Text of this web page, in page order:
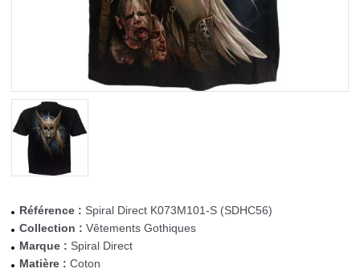
Référence : Spiral Direct K073M101-S (SDHC56)
Collection : Vêtements Gothiques
Marque : Spiral Direct
Matière : Coton